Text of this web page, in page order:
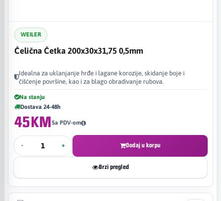
WEILER
Čelična Četka 200x30x31,75 0,5mm
Idealna za uklanjanje hrđe i lagane korozije, skidanje boje i
čišćenje površine, kao i za blago obradivanje rubova.
Na stanju
Dostava 24-48h
45KMSa PDV-om
- + Dodaj u korpu
Brzi pregled